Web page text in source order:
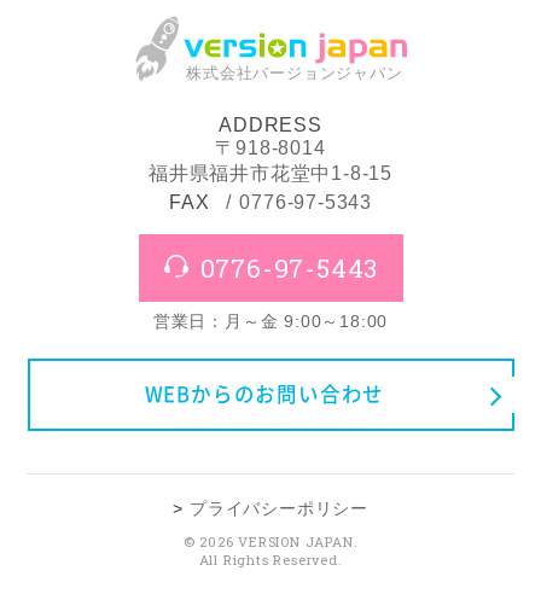
株式会社バージョンジャパン
ADDRESS
〒918-8014
福井県福井市花堂中1-8-15
FAX
0776-97-5343
0776-97-5443
営業日：月～金 9:00～18:00
WEBからのお問い合わせ
プライバシーポリシー
© 2026 VERSION JAPAN.
All Rights Reserved.